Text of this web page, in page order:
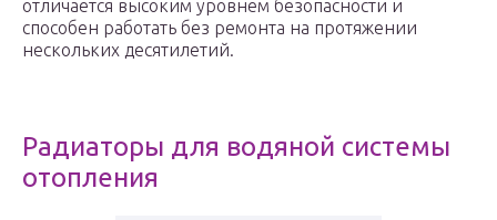
отличается высоким уровнем безопасности и
способен работать без ремонта на протяжении
нескольких десятилетий.
Радиаторы для водяной системы
отопления